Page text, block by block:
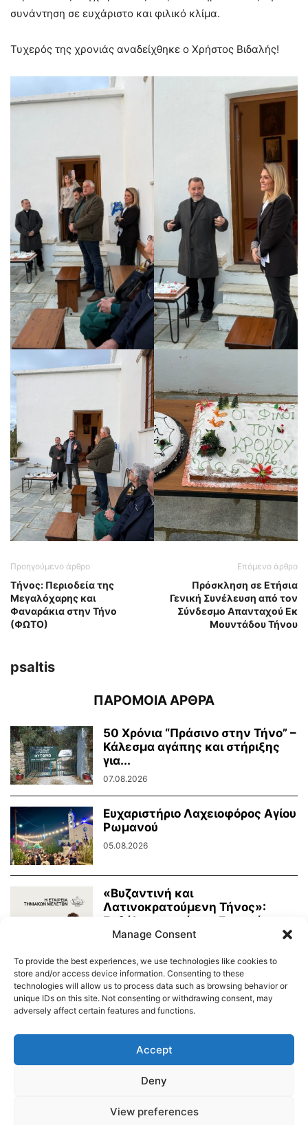
συνάντηση σε ευχάριστο και φιλικό κλίμα.
Τυχερός της χρονιάς αναδείχθηκε ο Χρήστος Βιδαλής!
Προηγούμενο άρθρο
Tήνος: Περιοδεία της
Μεγαλόχαρης και
Φαναράκια στην Τήνο
(ΦΩΤΟ)
Επόμενο άρθρο
Πρόσκληση σε Ετήσια
Γενική Συνέλευση από τον
Σύνδεσμο Απανταχού Εκ
Μουντάδου Τήνου
psaltis
ΠΑΡΟΜΟΙΑ ΑΡΘΡΑ
50 Χρόνια “Πράσινο στην Τήνο” –
Κάλεσμα αγάπης και στήριξης
για...
07.08.2026
Ευχαριστήριο Λαχειοφόρος Αγίου
Ρωμανού
05.08.2026
«Βυζαντινή και
Λατινοκρατούμενη Τήνος»:
Εκδήλωση από την Εταιρεία
Τηνιακών Μελετών
Δημοτικό Λιμενικό Ταμείο Τήνου – Άνδρου
© 2026
Manage Consent
To provide the best experiences, we use technologies like cookies to
store and/or access device information. Consenting to these
technologies will allow us to process data such as browsing behavior or
unique IDs on this site. Not consenting or withdrawing consent, may
adversely affect certain features and functions.
Accept
Deny
View preferences